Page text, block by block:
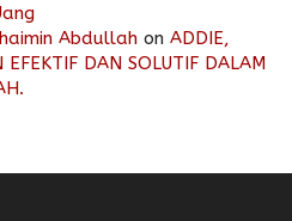
Abdullah on ADDIE,
EFEKTIF DAN SOLUTIF DALAM